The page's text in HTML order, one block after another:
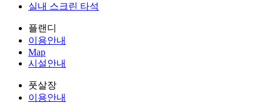
실내 스크린 타석
플랜디
이용안내
Map
시설안내
풋살장
이용안내